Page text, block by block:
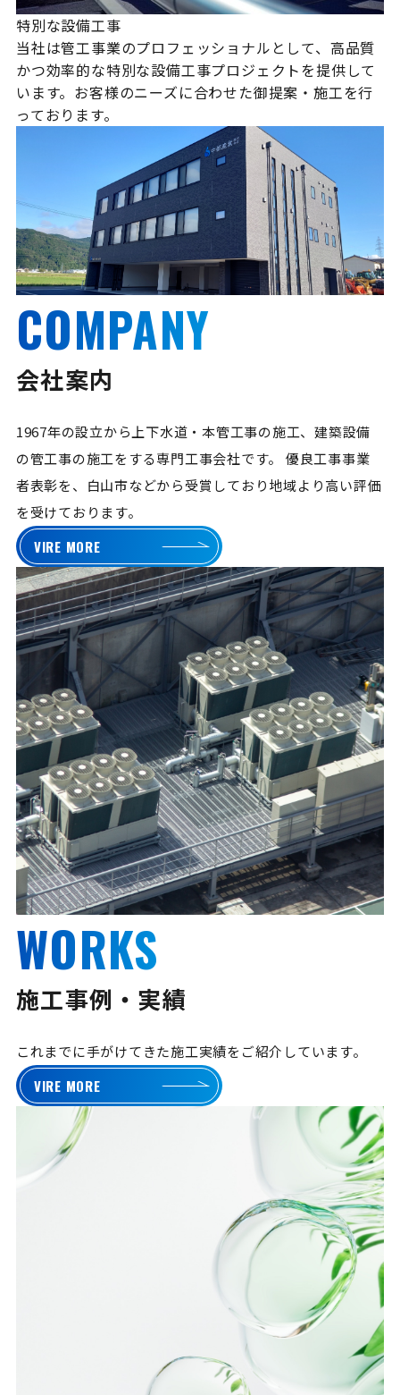
特別な設備工事
当社は管工事業のプロフェッショナルとして、高品質
かつ効率的な特別な設備工事プロジェクトを提供して
います。お客様のニーズに合わせた御提案・施工を行
っております。
COMPANY
会社案内
1967年の設立から上下水道・本管工事の施工、建築設備
の管工事の施工をする専門工事会社です。
優良工事事業
者表彰を、白山市などから受賞しており地域より高い評価
を受けております。
VIRE MORE
WORKS
施工事例・実績
これまでに手がけてきた施工実績をご紹介しています。
VIRE MORE